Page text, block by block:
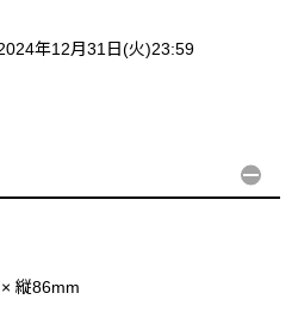
年12月31日(火)23:59
縦86mm